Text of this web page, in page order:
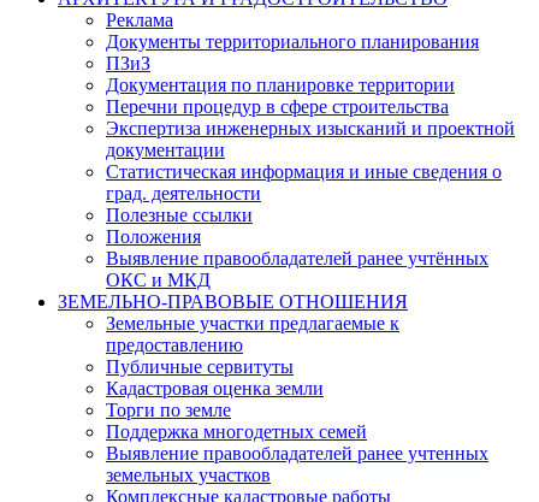
Реклама
Документы территориального планирования
ПЗиЗ
Документация по планировке территории
Перечни процедур в сфере строительства
Экспертиза инженерных изысканий и проектной
документации
Статистическая информация и иные сведения о
град. деятельности
Полезные ссылки
Положения
Выявление правообладателей ранее учтённых
ОКС и МКД
ЗЕМЕЛЬНО-ПРАВОВЫЕ ОТНОШЕНИЯ
Земельные участки предлагаемые к
предоставлению
Публичные сервитуты
Кадастровая оценка земли
Торги по земле
Поддержка многодетных семей
Выявление правообладателей ранее учтенных
земельных участков
Комплексные кадастровые работы